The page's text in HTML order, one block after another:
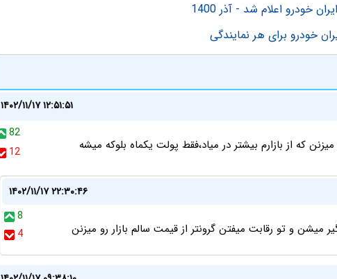
خودرو اعلام شد - آذر 1400
خودرو برای هر نمایندگی
۱۴۰۲/۱۱/۱۷ ۱۲:۵۱:۵۱
82
12
که از بازارم بیشتر در میاد،فقط پولت یکماه بلوکه میشه
۱۴۰۲/۱۱/۱۷ ۲۲:۳۰:۴۶
8
4
میشن و تو رقابت میفتن گرونتر از قیمت سالم بازار رو میزنن